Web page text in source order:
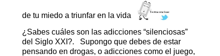
de tu miedo a triunfar en la vida
¿Sabes cuáles son las adicciones “silenciosas”
del Siglo XXI?. Supongo que debes de estar
pensando en drogas, o adicciones como el juego,